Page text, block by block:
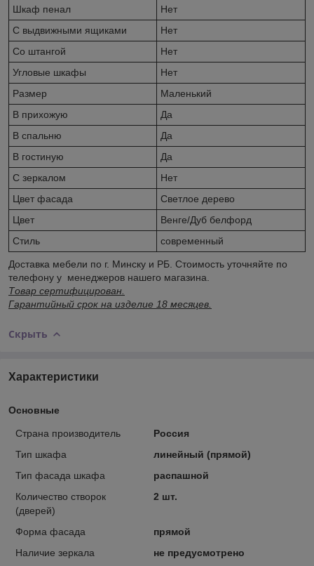
Шкаф пенал
Нет
С выдвижными ящиками
Нет
Со штангой
Нет
Угловые шкафы
Нет
Размер
Маленький
В прихожую
Да
В спальню
Да
В гостиную
Да
С зеркалом
Нет
Цвет фасада
Светлое дерево
Цвет
Венге/Дуб белфорд
Стиль
современный
Доставка мебели по г. Минску и РБ. Стоимость уточняйте по
телефону у менеджеров нашего магазина.
Товар сертифицирован.
Гарантийный срок на изделие 18 месяцев.
Скрыть
Характеристики
Основные
Страна производитель
Россия
Тип шкафа
линейный (прямой)
Тип фасада шкафа
распашной
Количество створок
(дверей)
2 шт.
Форма фасада
прямой
Наличие зеркала
не предусмотрено